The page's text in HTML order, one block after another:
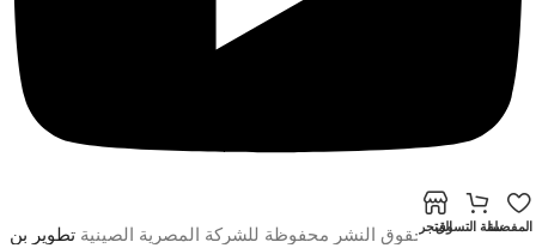
© 2024 جميع حقوق النشر محفوظة للشركة المصرية الصينية تطوير بن المفضلةسلة التسوقالمتجر